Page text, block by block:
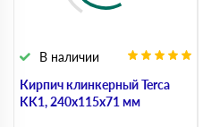
Кирпич клинкерный Terca
KK1, 240х115х71 мм
В наличии